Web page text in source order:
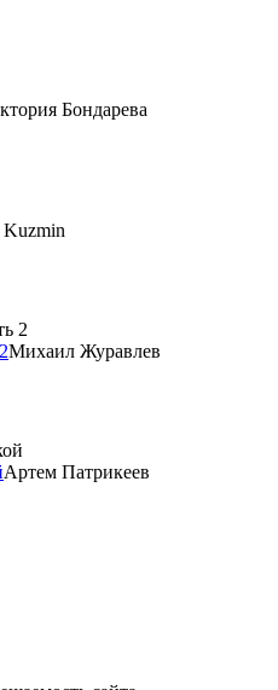
Бондарева
Михаил Журавлев
Артем Патрикеев